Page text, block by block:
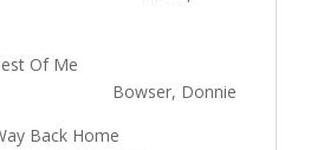
Of Me
Donnie
Back Home